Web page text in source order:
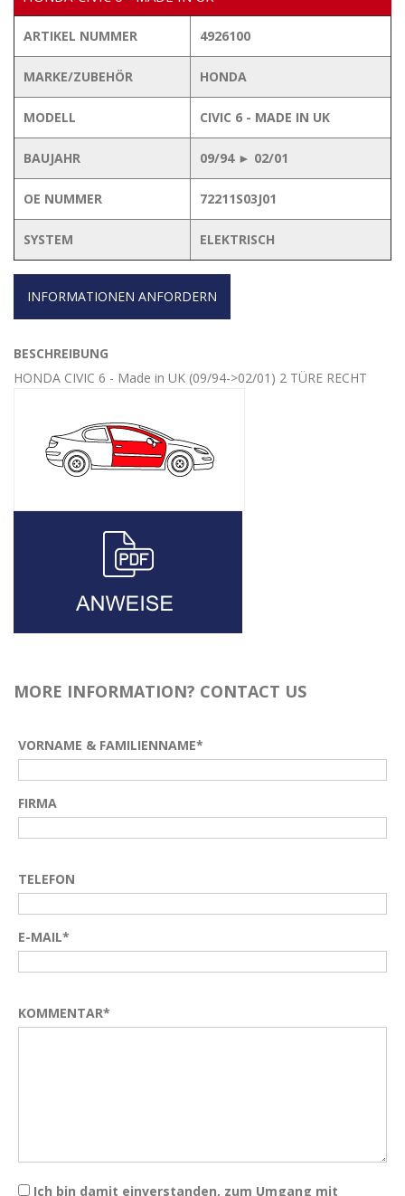
ARTIKEL NUMMER 4926100
MARKE/ZUBEHÖR HONDA
MODELL CIVIC 6 - MADE IN UK
BAUJAHR 09/94 ► 02/01
OE NUMMER 72211S03J01
SYSTEM ELEKTRISCH
INFORMATIONEN ANFORDERN
BESCHREIBUNG
HONDA CIVIC 6 - Made in UK (09/94->02/01) 2 TÜRE RECHT
MORE INFORMATION? CONTACT US
VORNAME & FAMILIENNAME*
FIRMA
TELEFON
E-MAIL*
KOMMENTAR*
Ich bin damit einverstanden, zum Umgang mit